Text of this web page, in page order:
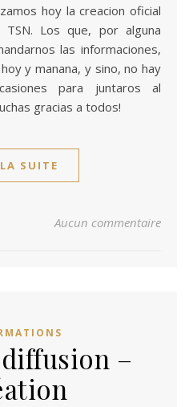
hoy la creacion oficial
Los que, por alguna
las informaciones,
y manana, y sino, no hay
para juntaros al
gracias a todos!
SUITE
Aucun commentaire
–